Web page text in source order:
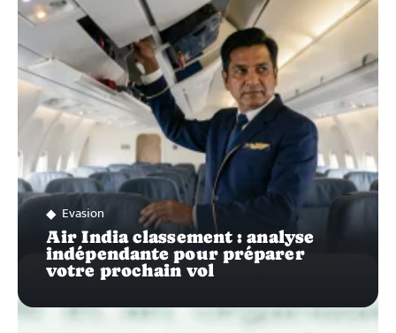
Evasion
Air India classement : analyse
indépendante pour préparer
votre prochain vol